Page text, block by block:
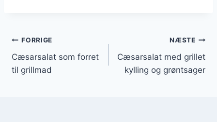
Indlægsnavigation
FORRIGE
Cæsarsalat som forret
til grillmad
NÆSTE
Cæsarsalat med grillet
kylling og grøntsager